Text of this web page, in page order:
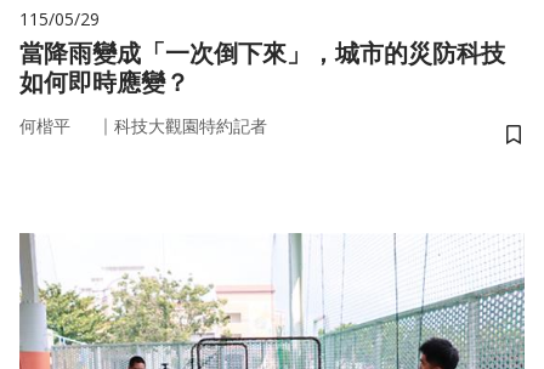
115/05/29
當降雨變成「一次倒下來」，城市的災防科技
如何即時應變？
何楷平 ｜ 科技大觀園特約記者
儲